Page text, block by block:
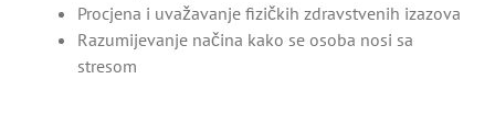
Procjena i uvažavanje fizičkih zdravstvenih izazova
Razumijevanje načina kako se osoba nosi sa
stresom